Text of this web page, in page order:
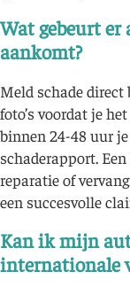
Wat gebeurt
aankomt?
Meld schade
foto’s voordat je
binnen 24-48 uur
schaderapport.
reparatie of
een succesvolle
Kan ik mijn
internationale